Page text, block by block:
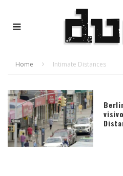
Home Intimate Distances